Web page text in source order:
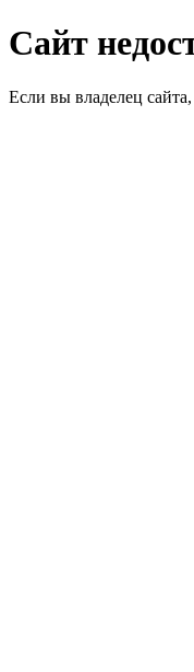
Сайт
Если вы владелец